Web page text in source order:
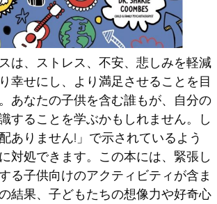
は、ストレス、不安、悲しみを軽減
幸せにし、より満足させることを目
あなたの子供を含む誰もが、自分の
することを学ぶかもしれません。し
ありません!」で示されているよう
対処できます。この本には、緊張し
る子供向けのアクティビティが含ま
結果、子どもたちの想像力や好奇心